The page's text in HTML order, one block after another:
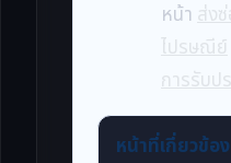
หน้า
หน้าที่เกี่ยวข้อง